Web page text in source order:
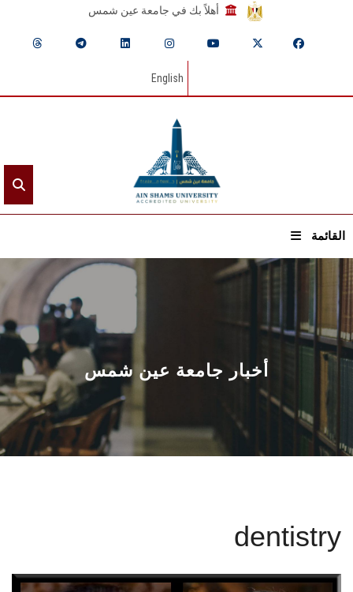
أهلاً بك في جامعة عين شمس
English
القائمة
الرئيسيـة
عن الجامعة
القطاعـات
الشئون الأكاديمية
البحث العلمي
الأنظمة الذكية
أخبار جامعة عين شمس
dentistry